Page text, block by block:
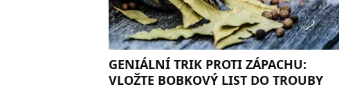
GENIÁLNÍ TRIK PROTI ZÁPACHU:
VLOŽTE BOBKOVÝ LIST DO TROUBY